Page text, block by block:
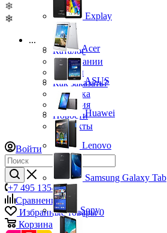
❄
❄
...
Каталог
О компании
Бренды
Как заказать?
Доставка
Гарантия
Новости
Контакты
Войти
+7 495 135-39-43
Сравнение0
Избранные товары 0
Корзина
Explay
Acer
ASUS
Huawei
Lenovo
Samsung Galaxy Tab
Sony